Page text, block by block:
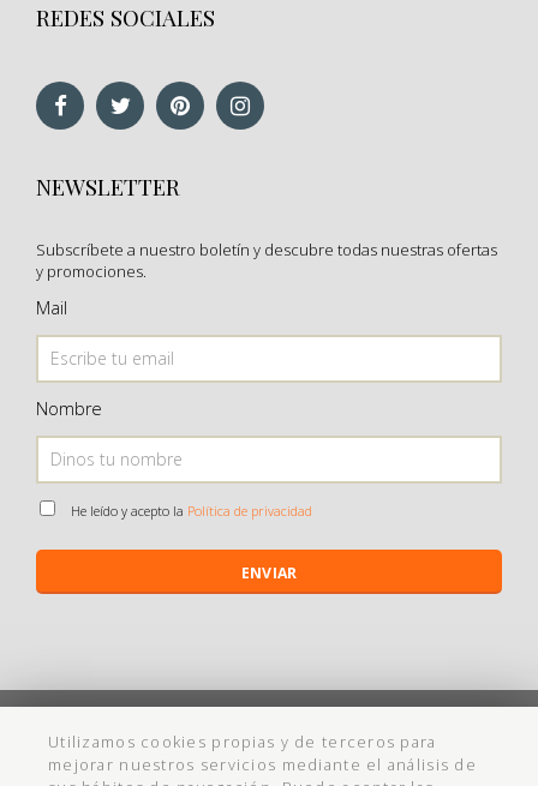
Utilizamos cookies propias y de terceros para
mejorar nuestros servicios mediante el análisis de
REDES SOCIALES
NEWSLETTER
Subscríbete a nuestro boletín y descubre todas nuestras ofertas
y promociones.
Mail
Nombre
He leído y acepto la Política de privacidad
ENVIAR
Maistendencia todos los derechos reservados
Política de Privacidad Aviso Legal Política de cookies Ayuda